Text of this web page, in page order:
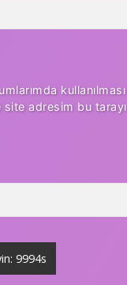
adresim bu